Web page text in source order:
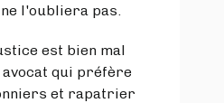
l'oubliera pas.
est bien mal
qui préfère
et rapatrier